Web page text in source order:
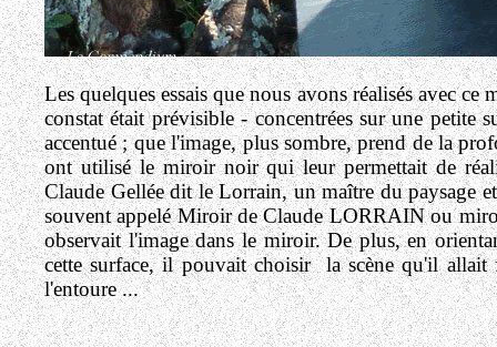
Les quelques essais que nous avons réalisés avec
constat était prévisible - concentrées sur une petite
accentué ; que l'image, plus sombre, prend de la
ont utilisé le miroir noir qui leur permettait de
Claude Gellée dit le Lorrain, un maître du paysage
souvent appelé Miroir de Claude LORRAIN ou
observait l'image dans le miroir. De plus, en
cette surface, il pouvait choisir la scène qu'il
l'entoure ...